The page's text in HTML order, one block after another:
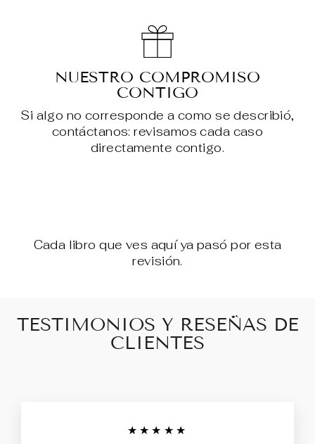
NUESTRO COMPROMISO
CONTIGO
Si algo no corresponde a como se describió,
contáctanos: revisamos cada caso
directamente contigo.
Cada libro que ves aquí ya pasó por esta
revisión.
TESTIMONIOS Y RESEÑAS DE
CLIENTES
★★★★★